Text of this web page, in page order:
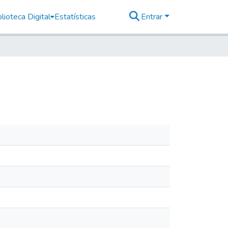
Digital Estatísticas Entrar